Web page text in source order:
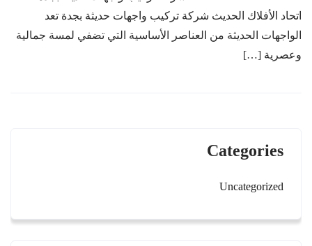
اتحاد الأفلاك الحديث شركة تركيب واجهات حديثة بجدة تعد
الواجهات الحديثة من العناصر الأساسية التي تضفي لمسة جمالية
وعصرية […]
Categories
Uncategorized